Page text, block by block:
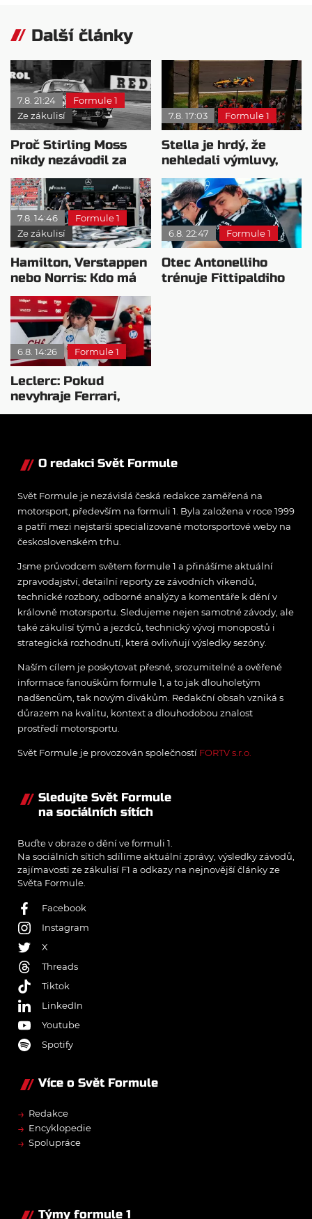
Další články
7.8. 21:24
Formule 1
Ze zákulisí
Proč Stirling Moss
nikdy nezávodil za
Ferrariho
7.8. 17:03 Formule 1
Stella je hrdý, že
nehledali výmluvy,
proč nedokážou
bojovat o titul
7.8. 14:46
Formule 1
Ze zákulisí
Hamilton, Verstappen
nebo Norris: Kdo má
nejvyšší plat?
6.8. 22:47 Formule 1
Otec Antonelliho
trénuje Fittipaldiho
6.8. 14:26 Formule 1
Leclerc: Pokud
nevyhraje Ferrari,
přeji titul
O redakci Svět Formule
Svět Formule je nezávislá česká redakce zaměřená na
motorsport, především na formuli 1. Byla založena v roce 1999
a patří mezi nejstarší specializované motorsportové weby na
československém trhu.
Jsme průvodcem světem formule 1 a přinášíme aktuální
zpravodajství, detailní reporty ze závodních víkendů,
technické rozbory, odborné analýzy a komentáře k dění v
královně motorsportu. Sledujeme nejen samotné závody, ale
také zákulisí týmů a jezdců, technický vývoj monopostů i
strategická rozhodnutí, která ovlivňují výsledky sezóny.
Naším cílem je poskytovat přesné, srozumitelné a ověřené
informace fanouškům formule 1, a to jak dlouholetým
nadšencům, tak novým divákům. Redakční obsah vzniká s
důrazem na kvalitu, kontext a dlouhodobou znalost
prostředí motorsportu.
Svět Formule je provozován společností FORTV s.r.o.
Sledujte Svět Formule
na sociálních sítích
Buďte v obraze o dění ve formuli 1.
Na sociálních sítích sdílíme aktuální zprávy, výsledky závodů,
zajímavosti ze zákulisí F1 a odkazy na nejnovější články ze
Světa Formule.
Facebook
Instagram
X
Threads
Tiktok
LinkedIn
Youtube
Spotify
Více o Svět Formule
→ Redakce
→ Encyklopedie
→ Spolupráce
Týmy formule 1